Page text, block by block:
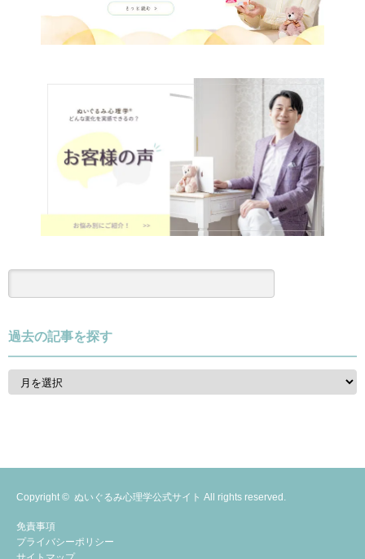
過去の記事を探す
過
Copyright © ぬいぐるみ心理学公式サイト All rights reserved.
免責事項
プライバシーポリシー